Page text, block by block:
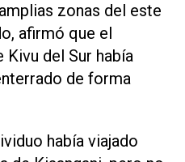
zonas del este
afirmó que ⁠el
Kivu del Sur había
de forma
había viajado